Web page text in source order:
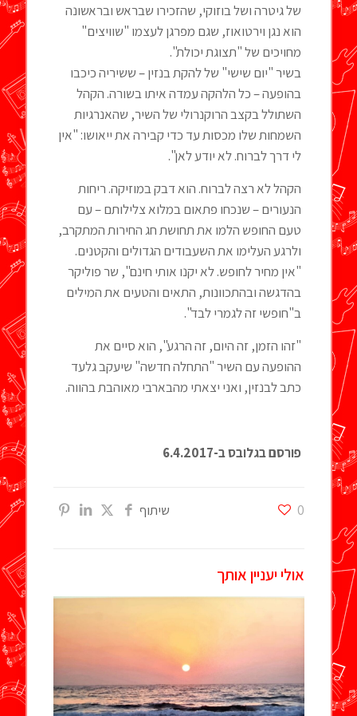
של גיטרה ושל בוזוקי, שהזכירו שבראש ובראשונה
הוא נגן וירטואוז, שגם מפרגן לעצמו "שוויצים"
מחויכים של "תצוגת יכולת".
בשיר "יום שישי" של להקת בנזין – ששיריה כיכבו
בהופעה – כל הלהקה עמדה איתו בשורה. הקהל
השתולל בקצב הרוקנרולי של השיר, שהאנרגיות
השמחות שלו מכסות עד כדי קבירה את ייאושו: "אין
לי דרך לברוח. לא יודע לאן".
הקהל לא רצה לברוח. הוא דבק במוזיקה. ריחות
הנעורים – שנכחו פתאום במלוא צלילותם – עם
טעם החופש הלמו את תחושת חג החירות המתקרב,
ולרגע העלימו את השעבודים הגדולים והקטנים.
"אין מחיר לחופש. לא יקנו אותי חינם", שר פוליקר
בהדגשה ובהתכוונות, התאים והטעים את המילים
ב"חופשי זה לגמרי לבד".
"זהו הזמן, זה היום, זה הרגע", הוא סיים את
ההופעה עם השיר "התחלה חדשה" שיעקב גלעד
כתב לבנזין, ואני יצאתי מהבארבי מאוהבת בהווה.
פורסם בגלובס ב-6.4.2017
שיתוף 0
אולי יעניין אותך